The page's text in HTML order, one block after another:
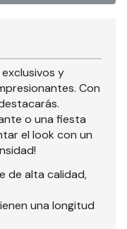
y
Con
o una fiesta
el look con un
de alta calidad,
una longitud